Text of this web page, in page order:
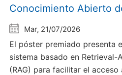
Conocimiento Abierto
Mar, 21/07/2026
El póster premiado presenta
sistema basado en Retrieval-
(RAG) para facilitar el